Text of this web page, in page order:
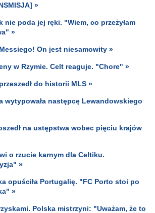
»
nie poda jej ręki. "Wiem, co przeżyłam
»
On jest niesamowity »
w Rzymie. Celt reaguje. "Chore" »
do historii MLS »
wytypowała następcę Lewandowskiego
na ustępstwa wobec pięciu krajów
o rzucie karnym dla Celtiku.
»
opuściła Portugalię. "FC Porto stoi po
»
Polska mistrzyni: "Uważam, że to